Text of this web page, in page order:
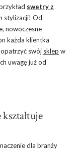
swetry z
stylizacji! Od
nowoczesne
każda klientka
swój sklep w
uwagę już od
dla branży